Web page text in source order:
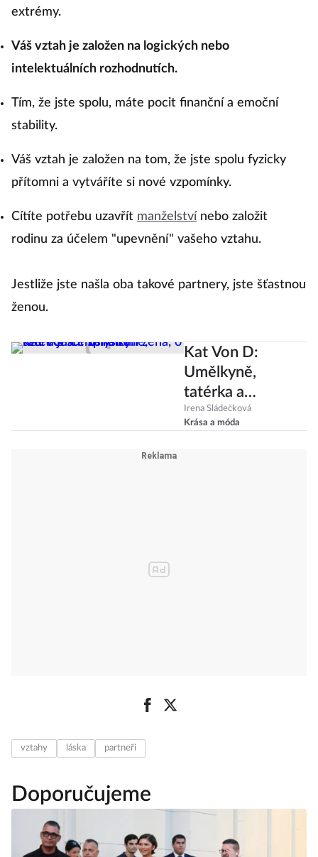
extrémy.
Váš vztah je založen na logických nebo
intelektuálních rozhodnutích.
Tím, že jste spolu, máte pocit finanční a emoční
stability.
Váš vztah je založen na tom, že jste spolu fyzicky
přítomni a vytváříte si nové vzpomínky.
Cítíte potřebu uzavřít manželství nebo založit
rodinu za účelem "upevnění" vašeho vztahu.
Jestliže jste našla oba takové partnery, jste šťastnou
ženou.
Kat Von D:
Umělkyně,
tatérka a
inspirativní žena,
o které ještě
Irena Sládečková
Krása a móda
vztahy láska partneři
Doporučujeme